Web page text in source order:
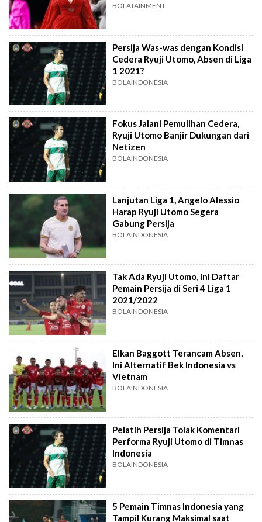
BOLATAINMENT
Persija Was-was dengan Kondisi
Cedera Ryuji Utomo, Absen di Liga
1 2021?
BOLAINDONESIA
Fokus Jalani Pemulihan Cedera,
Ryuji Utomo Banjir Dukungan dari
Netizen
BOLAINDONESIA
Lanjutan Liga 1, Angelo Alessio
Harap Ryuji Utomo Segera
Gabung Persija
BOLAINDONESIA
Tak Ada Ryuji Utomo, Ini Daftar
Pemain Persija di Seri 4 Liga 1
2021/2022
BOLAINDONESIA
Elkan Baggott Terancam Absen,
Ini Alternatif Bek Indonesia vs
Vietnam
BOLAINDONESIA
Pelatih Persija Tolak Komentari
Performa Ryuji Utomo di Timnas
Indonesia
BOLAINDONESIA
5 Pemain Timnas Indonesia yang
Tampil Kurang Maksimal saat